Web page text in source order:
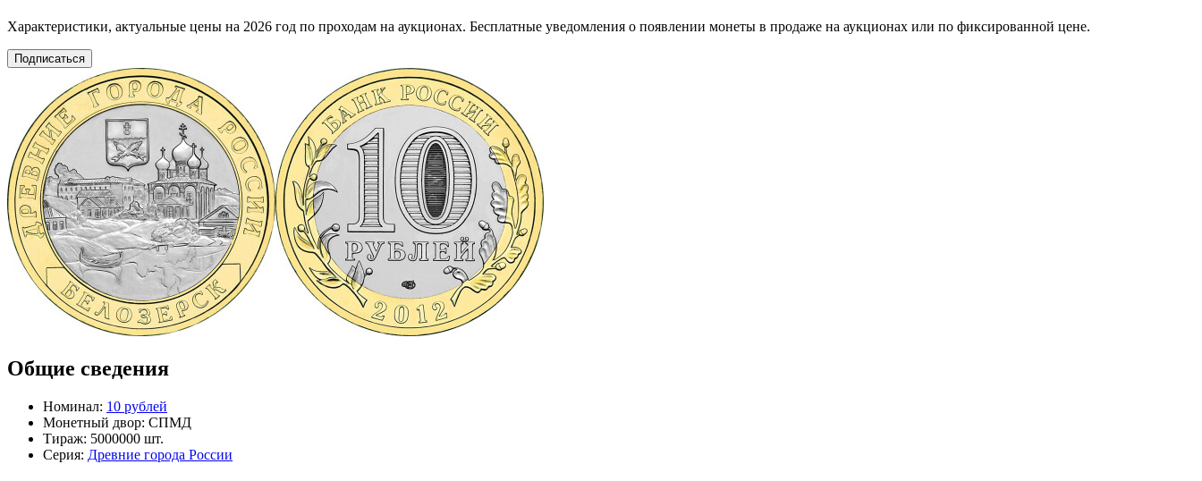
Характеристики, актуальные цены на 2026 год по проходам на аукционах. Бесплатные уведомления о появлении монеты в продаже на аукционах или по фиксированной цене.
Подписаться
Общие сведения
Номинал: 10 рублей
Монетный двор: СПМД
Тираж: 5000000 шт.
Серия: Древние города России